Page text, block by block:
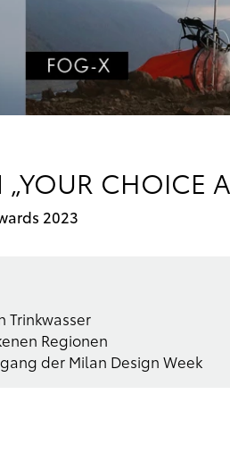
CHOICE
2023
Trinkwasser
Regionen
der Milan Design Week